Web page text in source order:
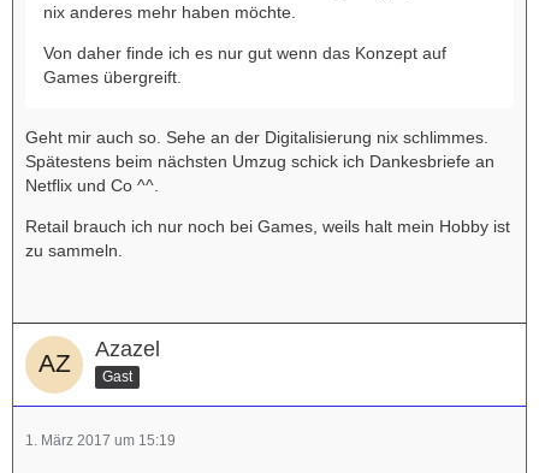
nix anderes mehr haben möchte.
Von daher finde ich es nur gut wenn das Konzept auf
Games übergreift.
Geht mir auch so. Sehe an der Digitalisierung nix schlimmes.
Spätestens beim nächsten Umzug schick ich Dankesbriefe an
Netflix und Co ^^.
Retail brauch ich nur noch bei Games, weils halt mein Hobby ist
zu sammeln.
Azazel
Gast
1. März 2017 um 15:19